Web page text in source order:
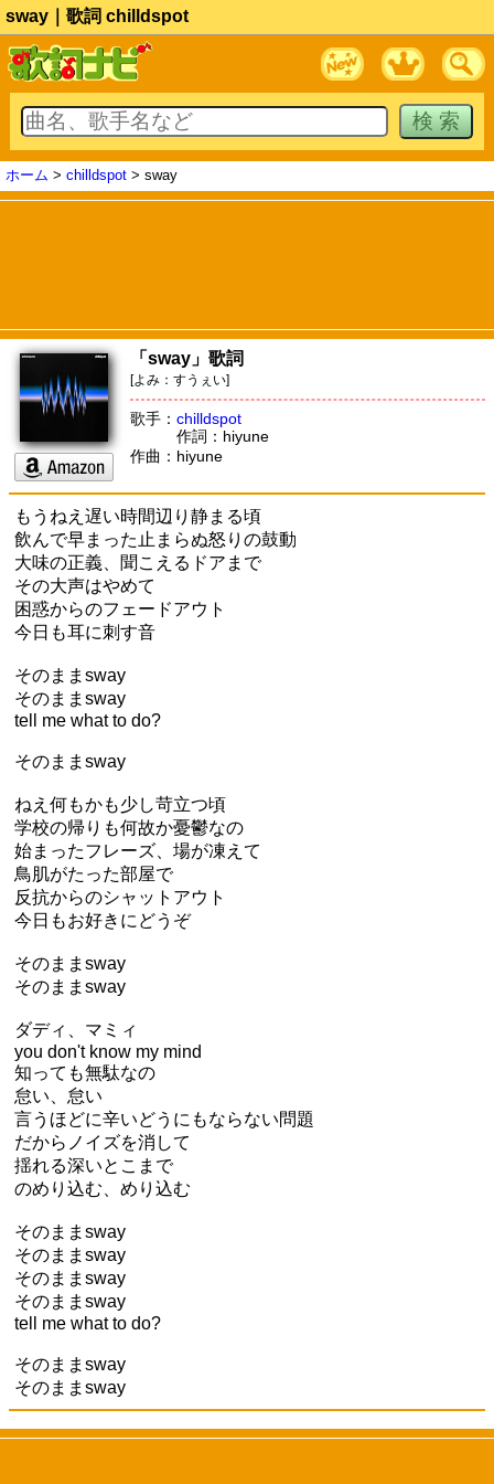
sway｜歌詞 chilldspot
ホーム > chilldspot > sway
「sway」歌詞
[よみ：すうぇい]
歌手： chilldspot
作詞：hiyune
作曲：hiyune
もうねえ遅い時間辺り静まる頃
飲んで早まった止まらぬ怒りの鼓動
大味の正義、聞こえるドアまで
その大声はやめて
困惑からのフェードアウト
今日も耳に刺す音
そのままsway
そのままsway
tell me what to do?
そのままsway
ねえ何もかも少し苛立つ頃
学校の帰りも何故か憂鬱なの
始まったフレーズ、場が凍えて
鳥肌がたった部屋で
反抗からのシャットアウト
今日もお好きにどうぞ
そのままsway
そのままsway
ダディ、マミィ
you don't know my mind
知っても無駄なの
怠い、怠い
言うほどに辛いどうにもならない問題
だからノイズを消して
揺れる深いとこまで
のめり込む、めり込む
そのままsway
そのままsway
そのままsway
そのままsway
tell me what to do?
そのままsway
そのままsway